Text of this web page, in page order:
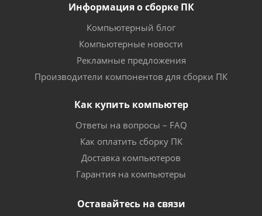
Информация о сборке ПК
Компьютерный блог
Компьютерные новости
Рекламные предложения
Производители компонентов для сборки ПК
Как купить компьютер
Ответы на вопросы – FAQ
Как оплатить сборку ПК
Доставка компьютеров
Гарантия на компьютеры
Оставайтесь на связи